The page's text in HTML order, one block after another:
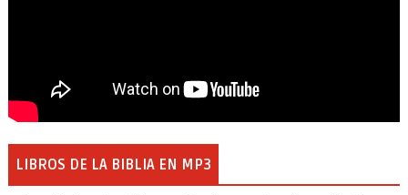
LIBROS DE LA BIBLIA EN MP3